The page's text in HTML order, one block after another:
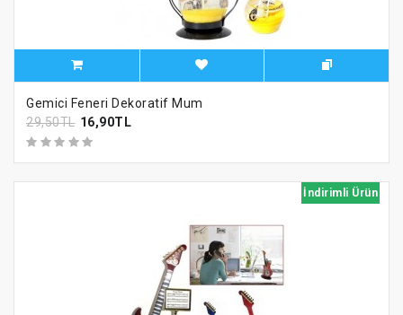
Gemici Feneri Dekoratif Mum
29,50TL 16,90TL
İndirimli Ürün